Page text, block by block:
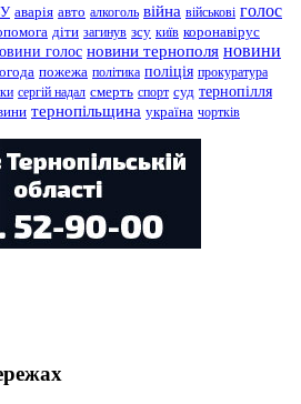
аварія авто алкоголь війна військові голос
діти загинув зсу київ коронавірус
голос новини тернополя новини
пожежа політика поліція прокуратура
сергій надал смерть спорт суд тернопілля
тернопільщина україна чортків